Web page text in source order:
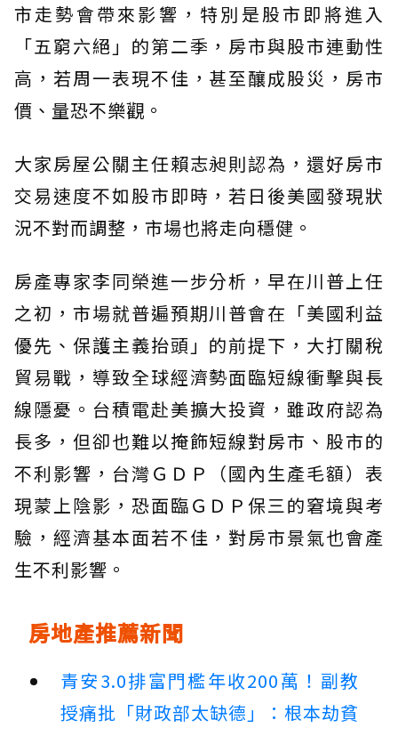
市走勢會帶來影響，特別是股市即將進入
「五窮六絕」的第二季，房市與股市連動性
高，若周一表現不佳，甚至釀成股災，房市
價、量恐不樂觀。
大家房屋公關主任賴志昶則認為，還好房市
交易速度不如股市即時，若日後美國發現狀
況不對而調整，市場也將走向穩健。
房產專家李同榮進一步分析，早在川普上任
之初，市場就普遍預期川普會在「美國利益
優先、保護主義抬頭」的前提下，大打關稅
貿易戰，導致全球經濟勢面臨短線衝擊與長
線隱憂。台積電赴美擴大投資，雖政府認為
長多，但卻也難以掩飾短線對房市、股市的
不利影響，台灣ＧＤＰ（國內生產毛額）表
現蒙上陰影，恐面臨ＧＤＰ保三的窘境與考
驗，經濟基本面若不佳，對房市景氣也會產
生不利影響。
房地產推薦新聞
青安3.0排富門檻年收200萬！副教
授痛批「財政部太缺德」：根本劫貧